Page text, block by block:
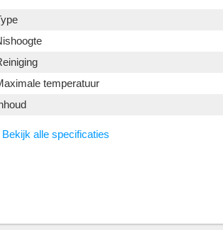
temperatuur
Bekijk alle specificaties